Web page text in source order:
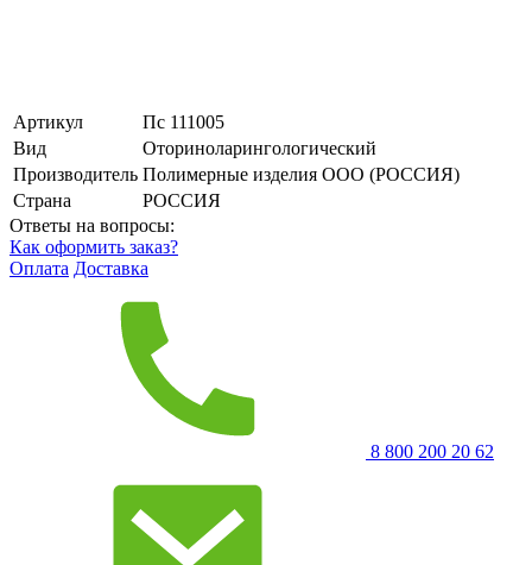
Артикул
Пс 111005
Вид
Оториноларингологический
Производитель Полимерные изделия OOO (РОССИЯ)
Страна
РОССИЯ
Ответы на вопросы:
Как оформить заказ?
Оплата Доставка
8 800 200 20 62